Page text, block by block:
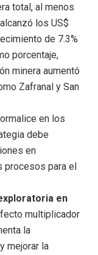
total, al menos
los US$
de 7.3%
porcentaje,
minera aumentó
Zafranal y San
en los
debe
en
procesos para el
en
multiplicador
la
mejorar la